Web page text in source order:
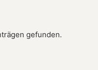
gefunden.